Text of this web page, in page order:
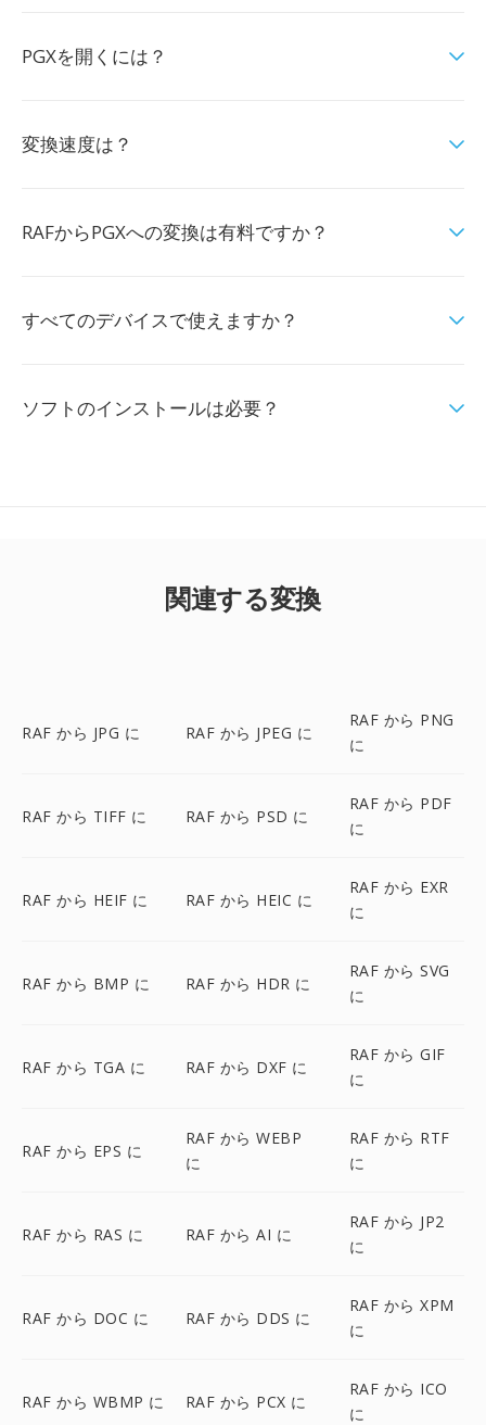
PGXを開くには？
変換速度は？
RAFからPGXへの変換は有料ですか？
すべてのデバイスで使えますか？
ソフトのインストールは必要？
関連する変換
RAF から JPG に RAF から JPEG に
RAF から PNG
に
RAF から TIFF に RAF から PSD に
RAF から PDF
に
RAF から HEIF に RAF から HEIC に
RAF から EXR
に
RAF から BMP に RAF から HDR に
RAF から SVG
に
RAF から TGA に RAF から DXF に
RAF から GIF
に
RAF から EPS に
RAF から WEBP
に
RAF から RTF
に
RAF から RAS に RAF から AI に
RAF から JP2
に
RAF から DOC に RAF から DDS に
RAF から XPM
に
RAF から WBMP に RAF から PCX に
RAF から ICO
に